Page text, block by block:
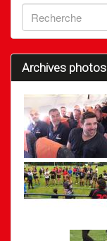
Archives photos